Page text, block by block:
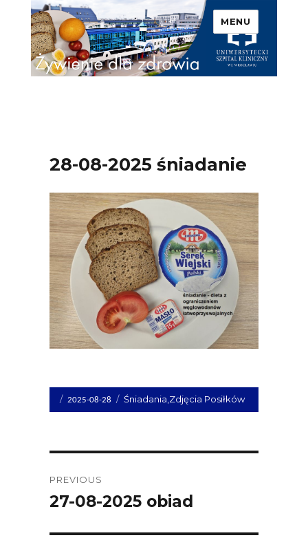
Uniwersytecki Szpital
Kliniczny we Wrocławiu –
Żywienie dla zdrowia
MENU
28-08-2025 śniadanie
Opublikowano
dnia
2025-08-28 Kategorie
Śniadania Zdjęcia Posiłków
navigation
PREVIOUS
Previous
27-08-2025 obiad